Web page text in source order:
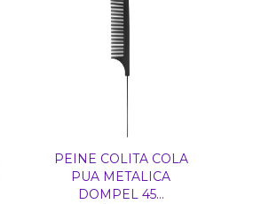
PEINE COLITA COLA
PUA METALICA
DOMPEL 45...